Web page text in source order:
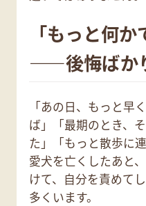
「もっと何か
——後悔ばか
「あの日、もっと早
ば」「最期のとき、
た」「もっと散歩に
愛犬を亡くしたあと
けて、自分を責めて
多くいます。